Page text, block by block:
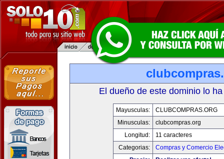
El dueño de este dominio lo
Mayusculas:
CLUBCOMPRAS.ORG
Minusculas:
clubcompras.org
Longitud:
11 caracteres
Categorias:
Compras y Comercio